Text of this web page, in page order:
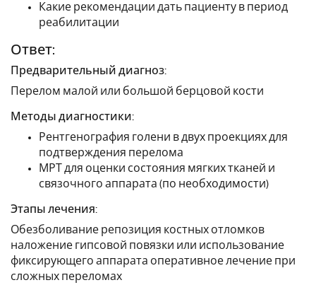
Какие рекомендации дать пациенту в период
реабилитации
Ответ:
Предварительный диагноз:
Перелом малой или большой берцовой кости
Методы диагностики:
Рентгенография голени в двух проекциях для
подтверждения перелома
МРТ для оценки состояния мягких тканей и
связочного аппарата (по необходимости)
Этапы лечения:
Обезболивание репозиция костных отломков
наложение гипсовой повязки или использование
фиксирующего аппарата оперативное лечение при
сложных переломах